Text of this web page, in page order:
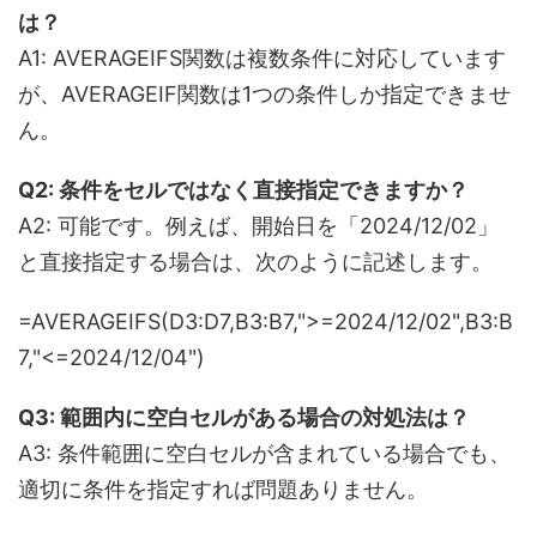
は？
A1: AVERAGEIFS関数は複数条件に対応しています
が、AVERAGEIF関数は1つの条件しか指定できませ
ん。
Q2: 条件をセルではなく直接指定できますか？
A2: 可能です。例えば、開始日を「2024/12/02」
と直接指定する場合は、次のように記述します。
=AVERAGEIFS(D3:D7,B3:B7,">=2024/12/02",B3:B
7,"<=2024/12/04")
Q3: 範囲内に空白セルがある場合の対処法は？
A3: 条件範囲に空白セルが含まれている場合でも、
適切に条件を指定すれば問題ありません。